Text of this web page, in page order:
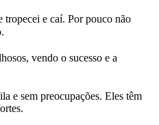
tropecei e caí. Por pouco não
vendo o sucesso e a
e sem preocupações. Eles têm